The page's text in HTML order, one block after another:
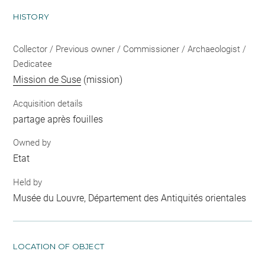
HISTORY
Collector / Previous owner / Commissioner / Archaeologist /
Dedicatee
Mission de Suse (mission)
Acquisition details
partage après fouilles
Owned by
Etat
Held by
Musée du Louvre, Département des Antiquités orientales
LOCATION OF OBJECT